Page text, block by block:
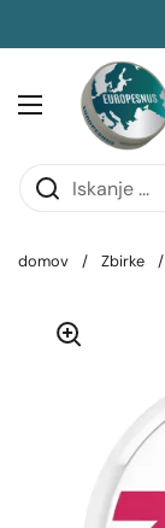
Odprite
stransko vrstico
domov / Zbirke /